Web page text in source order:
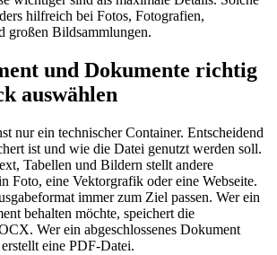
hilfreich bei Fotos, Fotografien,
großen Bildsammlungen.
und Dokumente richtig
auswählen
nur ein technischer Container. Entscheidend
ist und wie die Datei genutzt werden soll.
Tabellen und Bildern stellt andere
Foto, eine Vektorgrafik oder eine Webseite.
immer zum Ziel passen. Wer ein
behalten möchte, speichert die
Wer ein abgeschlossenes Dokument
eine PDF-Datei.